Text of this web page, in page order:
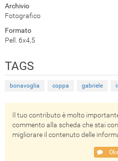
Archivio
Fotografico
Formato
Pell. 6x4,5
TAGS
bonavoglia coppa gabriele
Il tuo contributo è molto
commento alla scheda che stai
migliorare il contenuto delle